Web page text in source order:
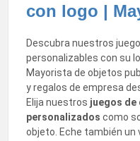
con logo |
Descubra nuestros
personalizables con su
Mayorista de objetos
y regalos de empresa
Elija nuestros juegos
personalizados como
objeto. Eche también